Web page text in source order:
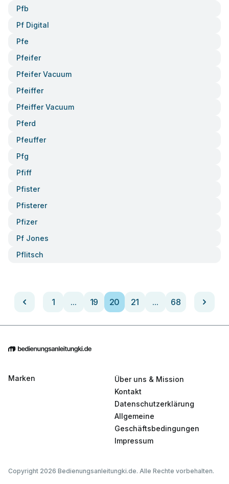
Pfb
Pf Digital
Pfe
Pfeifer
Pfeifer Vacuum
Pfeiffer
Pfeiffer Vacuum
Pferd
Pfeuffer
Pfg
Pfiff
Pfister
Pfisterer
Pfizer
Pf Jones
Pflitsch
1 ... 19 20 21 ... 68
Marken
Über uns & Mission
Kontakt
Datenschutzerklärung
Allgemeine
Geschäftsbedingungen
Impressum
Copyright 2026 Bedienungsanleitungki.de. Alle Rechte vorbehalten.